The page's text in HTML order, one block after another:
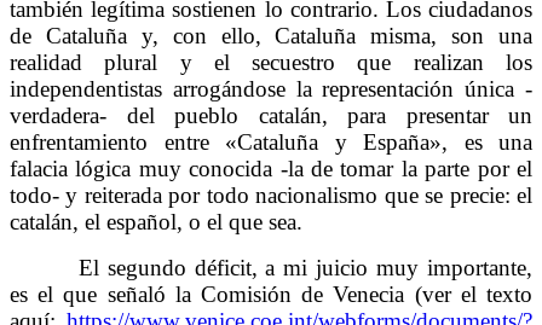
también legítima sostienen lo contrario. Los ciudadanos
de Cataluña y, con ello, Cataluña misma, son una
realidad plural y el secuestro que realizan los
independentistas arrogándose la representación única -
verdadera- del pueblo catalán, para presentar un
enfrentamiento entre «Cataluña y España», es una
falacia lógica muy conocida -la de tomar la parte por el
todo- y reiterada por todo nacionalismo que se precie: el
catalán, el español, o el que sea.
El segundo déficit, a mi juicio muy importante,
es el que señaló la Comisión de Venecia (ver el texto